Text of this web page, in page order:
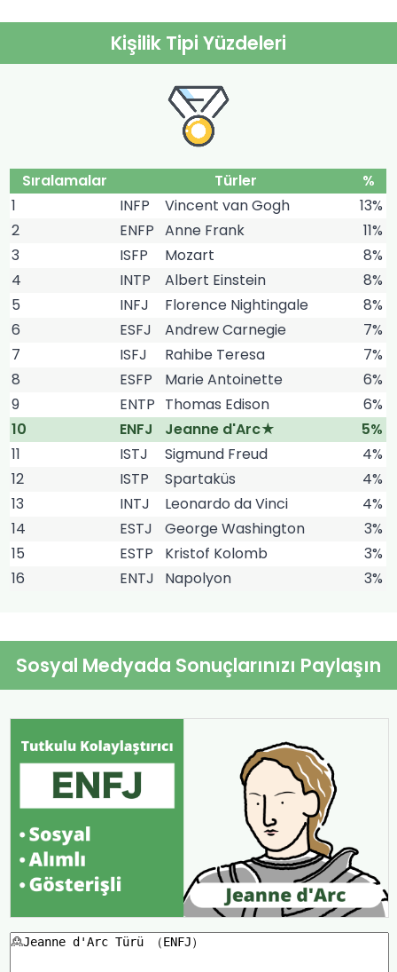
Kişilik Tipi Yüzdeleri
Sıralamalar Türler
%
1
INFP Vincent van Gogh
13%
2
ENFP Anne Frank
11%
3
ISFP Mozart
8%
4
INTP Albert Einstein
8%
5
INFJ Florence Nightingale
8%
6
ESFJ Andrew Carnegie
7%
7
ISFJ Rahibe Teresa
7%
8
ESFP Marie Antoinette
6%
9
ENTP Thomas Edison
6%
10
ENFJ Jeanne d'Arc★
5%
11
ISTJ Sigmund Freud
4%
12
ISTP Spartaküs
4%
13
INTJ Leonardo da Vinci
4%
14
ESTJ George Washington
3%
15
ESTP Kristof Kolomb
3%
16
ENTJ Napolyon 3%
Sosyal Medyada Sonuçlarınızı Paylaşın